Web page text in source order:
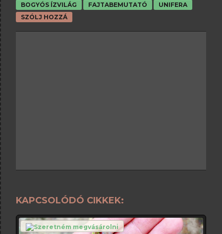
BOGYÓS ÍZVILÁG FAJTABEMUTATÓ
UNIFERA
SZÓLJ HOZZÁ
KAPCSOLÓDÓ CIKKEK: